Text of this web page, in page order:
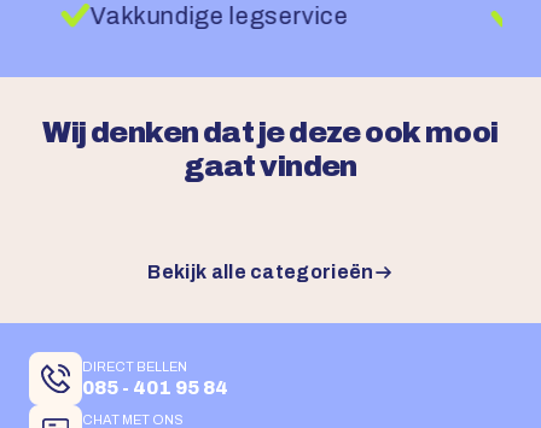
Vakkundige legservice
Wij denken dat je deze ook mooi
gaat vinden
Bekijk alle categorieën
DIRECT BELLEN
085 - 401 95 84
CHAT MET ONS